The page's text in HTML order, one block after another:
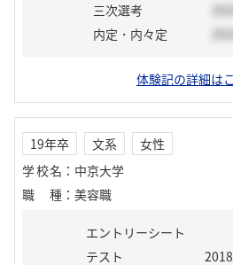
三次選考
内定・内々定
体験記の詳細は
19年卒 文系
女性
学校名 ： 中京大学
職種 ： 美容職
エントリーシート
テスト